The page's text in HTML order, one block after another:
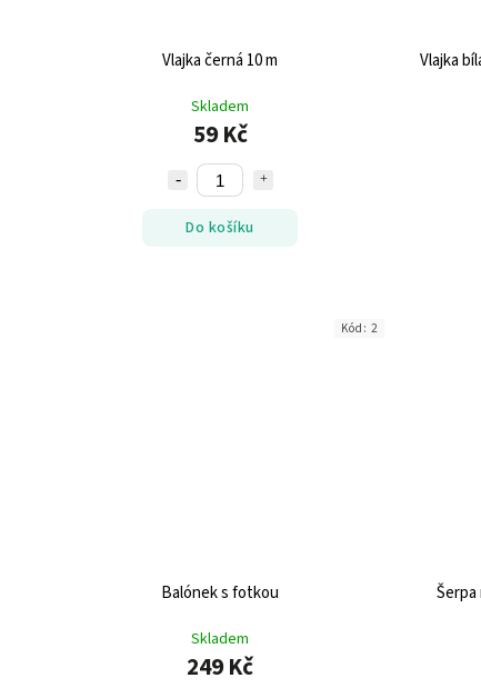
Vlajka černá 10 m
Skladem
59 Kč
Do košíku
Vlajka
Balónek s fotkou
Skladem
249 Kč
Kód: 2
Šerpa